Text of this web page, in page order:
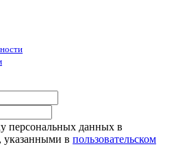
персональных данных в
указанными в пользовательском